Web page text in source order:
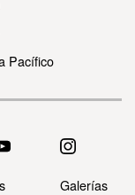
Pacífico
Galerías